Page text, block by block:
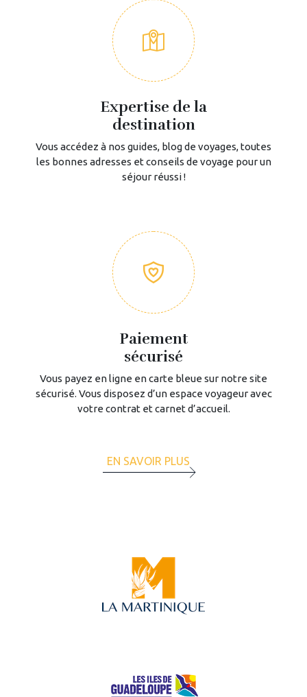
EN SAVOIR PLUS
Expertise de la
destination
Vous accédez à nos guides, blog de voyages, toutes
les bonnes adresses et conseils de voyage pour un
séjour réussi !
Paiement
sécurisé
Vous payez en ligne en carte bleue sur notre site
sécurisé. Vous disposez d’un espace voyageur avec
votre contrat et carnet d’accueil.